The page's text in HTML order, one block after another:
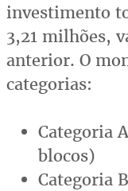
investimento
3,21 milhões,
anterior. O
categorias:
Categoria
blocos)
Categoria